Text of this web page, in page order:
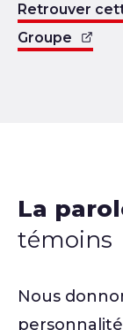
Retrouver
Groupe
La
témoins
Nous